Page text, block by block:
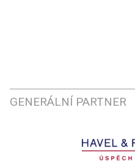
GENERÁLNÍ PARTNER